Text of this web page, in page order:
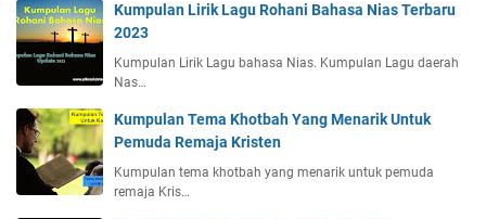
Kumpulan Lirik Lagu Rohani Bahasa Nias Terbaru
2023
Kumpulan Lirik Lagu bahasa Nias. Kumpulan Lagu daerah
Nas…
Kumpulan Tema Khotbah Yang Menarik Untuk
Pemuda Remaja Kristen
Kumpulan tema khotbah yang menarik untuk pemuda
remaja Kris…